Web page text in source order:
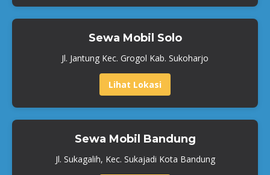
Sewa Mobil Solo
Jl. Jantung Kec. Grogol Kab. Sukoharjo
Lihat Lokasi
Sewa Mobil Bandung
Jl. Sukagalih, Kec. Sukajadi Kota Bandung